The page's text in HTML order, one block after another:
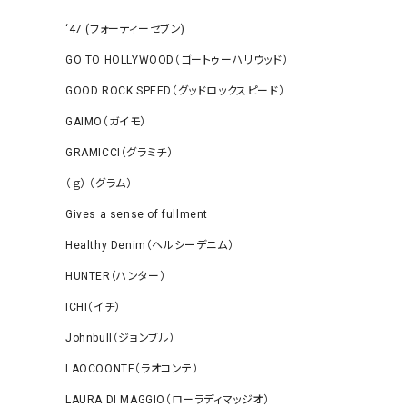
‘47 (フォーティーセブン)
GO TO HOLLYWOOD（ゴートゥーハリウッド）
GOOD ROCK SPEED（グッドロックスピード）
GAIMO（ガイモ）
GRAMICCI（グラミチ）
（ｇ） （グラム）
Gives a sense of fullment
Healthy Denim（ヘルシーデニム）
HUNTER（ハンター）
ICHI（イチ）
Johnbull（ジョンブル）
LAOCOONTE（ラオコンテ）
LAURA DI MAGGIO（ローラディマッジオ）